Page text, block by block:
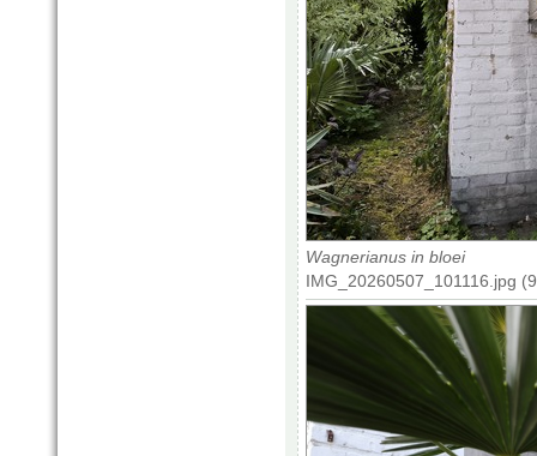
Wagnerianus in bloei
IMG_20260507_101116.jpg